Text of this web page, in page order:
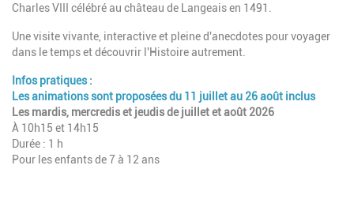
Charles VIII célébré au château de Langeais en 1491.
Une visite vivante, interactive et pleine d'anecdotes pour voyager
dans le temps et découvrir l'Histoire autrement.
Infos pratiques :
Les animations sont proposées du 11 juillet au 26 août inclus
Les mardis, mercredis et jeudis de juillet et août 2026
À 10h15 et 14h15
Durée : 1 h
Pour les enfants de 7 à 12 ans